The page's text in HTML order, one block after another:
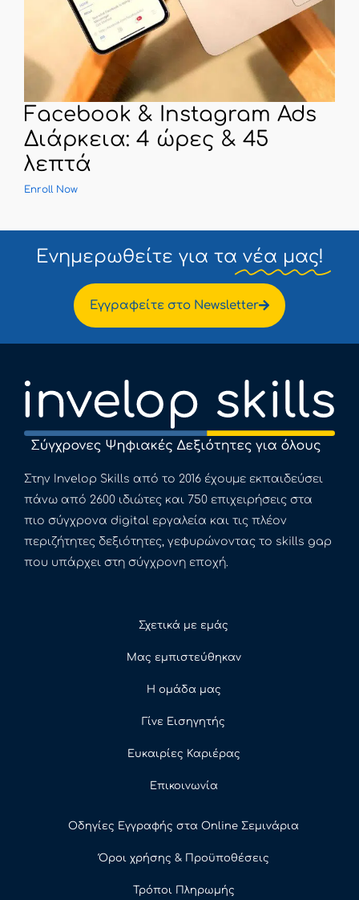
Facebook & Instagram Ads
Διάρκεια: 4 ώρες & 45
λεπτά
Enroll Now
Ενημερωθείτε για τα νέα μας!
Εγγραφείτε στο Newsletter
Στην Invelop Skills από το 2016 έχουμε εκπαιδεύσει
πάνω από 2600 ιδιώτες και 750 επιχειρήσεις στα
πιο σύγχρονα digital εργαλεία και τις πλέον
περιζήτητες δεξιότητες, γεφυρώνοντας το skills gap
που υπάρχει στη σύγχρονη εποχή.
Σχετικά με εμάς
Μας εμπιστεύθηκαν
Η ομάδα μας
Γίνε Εισηγητής
Ευκαιρίες Καριέρας
Επικοινωνία
Οδηγίες Εγγραφής στα Online Σεμινάρια
Όροι χρήσης & Προϋποθέσεις
Τρόποι Πληρωμής